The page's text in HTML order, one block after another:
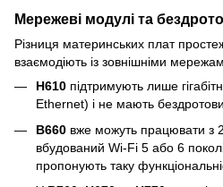
Мережеві модулі та
Різниця материнських плат
взаємодіють із зовнішніми
H610 підтримують лише
Ethernet) і не мають
B660 вже можуть працювати з
вбудований Wi-Fi 5 або 6
пропонують таку